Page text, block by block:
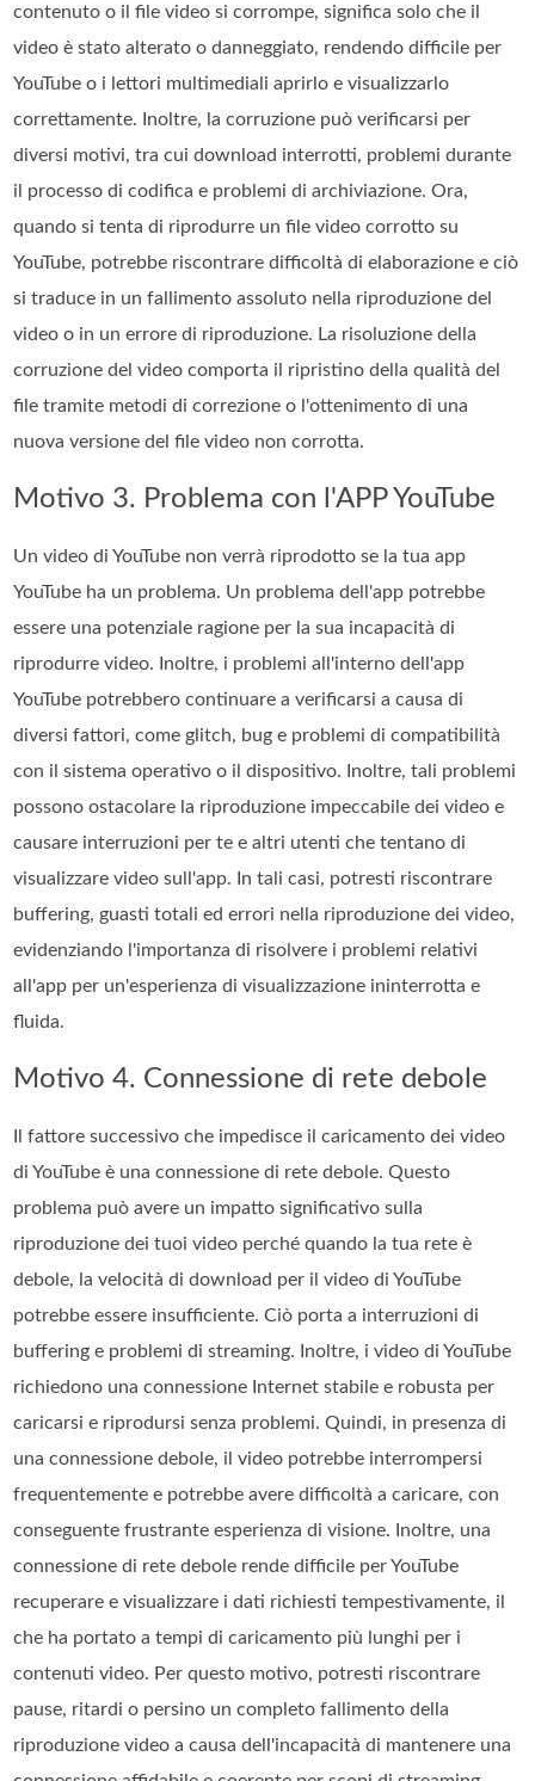
contenuto o il file video si corrompe, significa solo che il
video è stato alterato o danneggiato, rendendo difficile per
YouTube o i lettori multimediali aprirlo e visualizzarlo
correttamente. Inoltre, la corruzione può verificarsi per
diversi motivi, tra cui download interrotti, problemi durante
il processo di codifica e problemi di archiviazione. Ora,
quando si tenta di riprodurre un file video corrotto su
YouTube, potrebbe riscontrare difficoltà di elaborazione e ciò
si traduce in un fallimento assoluto nella riproduzione del
video o in un errore di riproduzione. La risoluzione della
corruzione del video comporta il ripristino della qualità del
file tramite metodi di correzione o l'ottenimento di una
nuova versione del file video non corrotta.
Motivo 3. Problema con l'APP YouTube
Un video di YouTube non verrà riprodotto se la tua app
YouTube ha un problema. Un problema dell'app potrebbe
essere una potenziale ragione per la sua incapacità di
riprodurre video. Inoltre, i problemi all'interno dell'app
YouTube potrebbero continuare a verificarsi a causa di
diversi fattori, come glitch, bug e problemi di compatibilità
con il sistema operativo o il dispositivo. Inoltre, tali problemi
possono ostacolare la riproduzione impeccabile dei video e
causare interruzioni per te e altri utenti che tentano di
visualizzare video sull'app. In tali casi, potresti riscontrare
buffering, guasti totali ed errori nella riproduzione dei video,
evidenziando l'importanza di risolvere i problemi relativi
all'app per un'esperienza di visualizzazione ininterrotta e
fluida.
Motivo 4. Connessione di rete debole
Il fattore successivo che impedisce il caricamento dei video
di YouTube è una connessione di rete debole. Questo
problema può avere un impatto significativo sulla
riproduzione dei tuoi video perché quando la tua rete è
debole, la velocità di download per il video di YouTube
potrebbe essere insufficiente. Ciò porta a interruzioni di
buffering e problemi di streaming. Inoltre, i video di YouTube
richiedono una connessione Internet stabile e robusta per
caricarsi e riprodursi senza problemi. Quindi, in presenza di
una connessione debole, il video potrebbe interrompersi
frequentemente e potrebbe avere difficoltà a caricare, con
conseguente frustrante esperienza di visione. Inoltre, una
connessione di rete debole rende difficile per YouTube
recuperare e visualizzare i dati richiesti tempestivamente, il
che ha portato a tempi di caricamento più lunghi per i
contenuti video. Per questo motivo, potresti riscontrare
pause, ritardi o persino un completo fallimento della
riproduzione video a causa dell'incapacità di mantenere una